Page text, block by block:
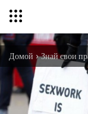
Домой Знай свои